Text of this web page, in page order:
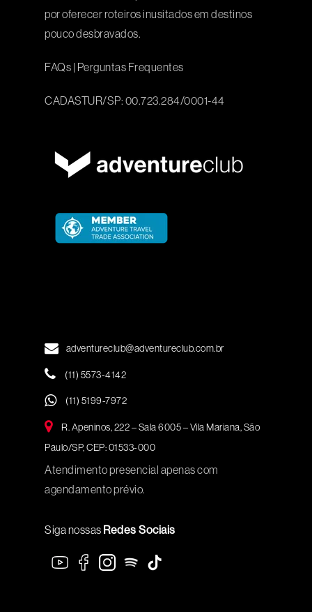
por oferecer roteiros inusitados em destinos
pouco desbravados.
FAQs | Perguntas Frequentes
CADASTUR/SP: 00.723.284/0001-44
adventureclub@adventureclub.com.br
(11) 5573-4142
(11) 5199-7972
R. Apeninos, 222 – Sala 6005 – Vila Mariana, São
Paulo/SP, CEP: 01533-000
Atendimento presencial apenas com
agendamento prévio.
Siga nossas Redes Sociais